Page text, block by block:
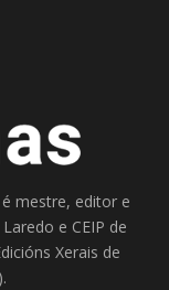
mestre, editor e
Laredo e CEIP de
Xerais de